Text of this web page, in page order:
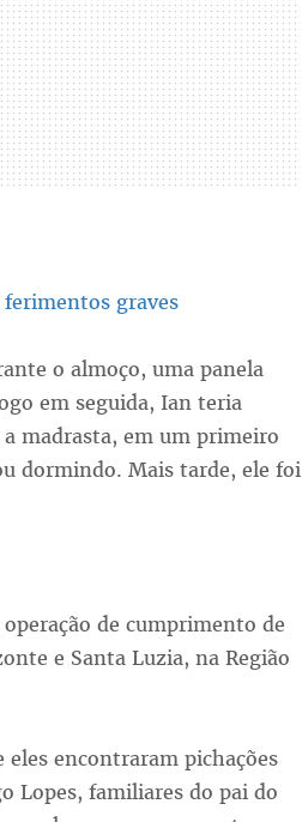
graves
o almoço, uma panela
em seguida, Ian teria
a madrasta, em um primeiro
dormindo. Mais tarde, ele foi
de cumprimento de
e Santa Luzia, na Região
eles encontraram pichações
Lopes, familiares do pai do